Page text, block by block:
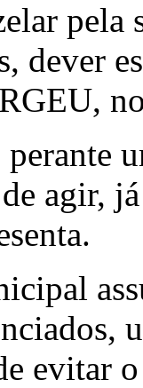
pela
dever
agir,
evitar